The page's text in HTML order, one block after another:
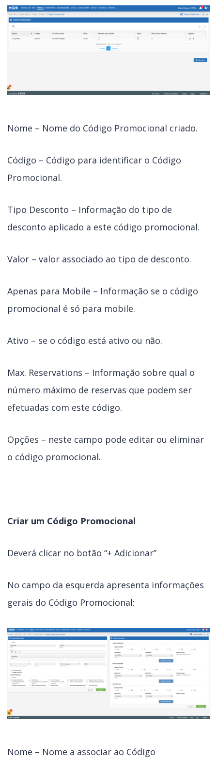
Nome – Nome do Código Promocional criado.
Código – Código para identificar o Código
Promocional.
Tipo Desconto – Informação do tipo de
desconto aplicado a este código promocional.
Valor – valor associado ao tipo de desconto.
Apenas para Mobile – Informação se o código
promocional é só para mobile.
Ativo – se o código está ativo ou não.
Max. Reservations – Informação sobre qual o
número máximo de reservas que podem ser
efetuadas com este código.
Opções – neste campo pode editar ou eliminar
o código promocional.
Criar um Código Promocional
Deverá clicar no botão “+ Adicionar”
No campo da esquerda apresenta informações
gerais do Código Promocional:
Nome – Nome a associar ao Código